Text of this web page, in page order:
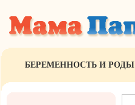
БЕРЕМЕННОСТЬ И РОДЫ